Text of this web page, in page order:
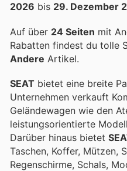
2026 bis 29. Dezember
Auf über 24 Seiten mit
Rabatten findest du tolle
Andere Artikel.
SEAT bietet eine breite
Unternehmen verkauft
Geländewagen wie den
leistungsorientierte
Darüber hinaus bietet
Taschen, Koffer, Mützen,
Regenschirme, Schals,